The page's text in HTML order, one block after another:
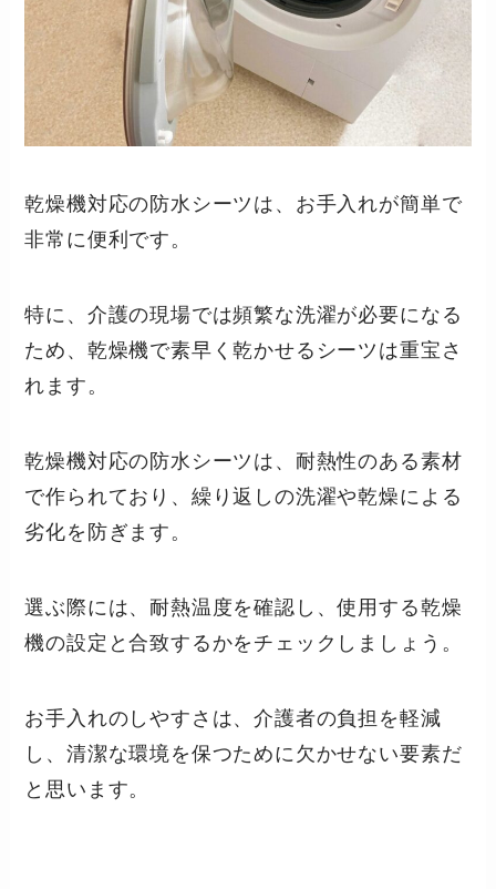
乾燥機対応の防水シーツは、お手入れが簡単で
非常に便利です。
特に、介護の現場では頻繁な洗濯が必要になる
ため、乾燥機で素早く乾かせるシーツは重宝さ
れます。
乾燥機対応の防水シーツは、耐熱性のある素材
で作られており、繰り返しの洗濯や乾燥による
劣化を防ぎます。
選ぶ際には、耐熱温度を確認し、使用する乾燥
機の設定と合致するかをチェックしましょう。
お手入れのしやすさは、介護者の負担を軽減
し、清潔な環境を保つために欠かせない要素だ
と思います。